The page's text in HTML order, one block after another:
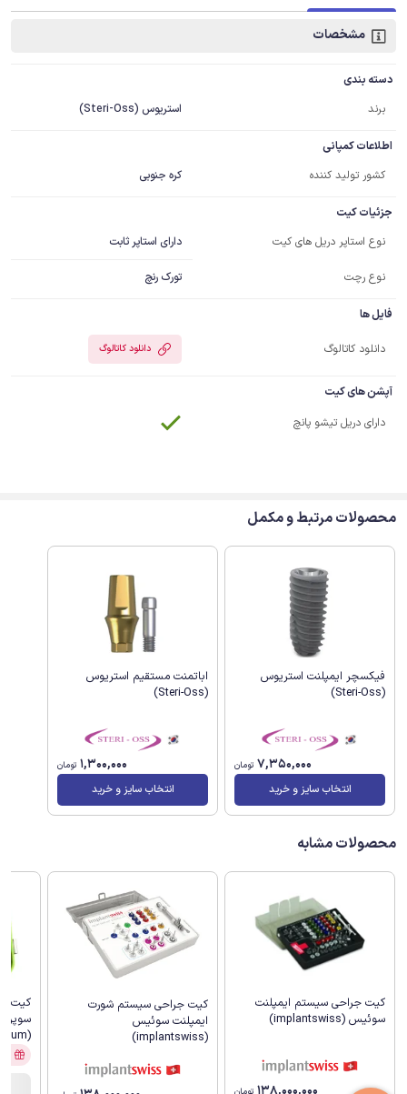
مشخصات
دسته بندی
برند
استریوس (Steri-Oss)
اطلاعات کمپانی
کشور تولید کننده
کره جنوبی
جزئیات کیت
نوع استاپر دریل های کیت
دارای استاپر ثابت
نوع رچت تورک رنچ
فایل ها
دانلود کاتالوگ دانلود کاتالوگ
آپشن های کیت
دارای دریل تیشو پانچ
محصولات مرتبط و مکمل
فیکسچر ایمپلنت استریوس
(Steri-Oss)
7,350,000 تومان
انتخاب سایز و خرید
اباتمنت مستقیم استریوس
(Steri-Oss)
1,300,000 تومان
انتخاب سایز و خرید
محصولات مشابه
کیت جراحی سیستم ایمپلنت
سوئیس (implantswiss)
کیت جراحی سیستم شورت
ایمپلنت سوئیس
(implantswiss)
کیت
(Dentium)